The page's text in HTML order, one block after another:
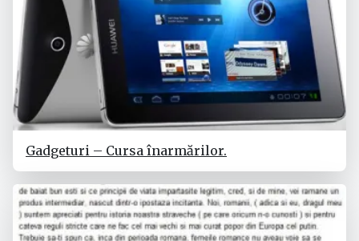
Gadgeturi – Cursa înarmărilor.